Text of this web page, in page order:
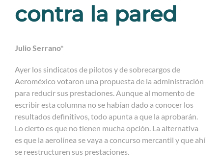
contra la pared
Julio Serrano*
Ayer los sindicatos de pilotos y de sobrecargos de
Aeroméxico votaron una propuesta de la administración
para reducir sus prestaciones. Aunque al momento de
escribir esta columna no se habían dado a conocer los
resultados definitivos, todo apunta a que la aprobarán.
Lo cierto es que no tienen mucha opción. La alternativa
es que la aerolínea se vaya a concurso mercantil y que ahí
se reestructuren sus prestaciones.